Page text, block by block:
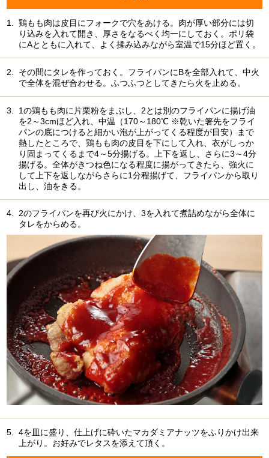
1.
鶏もも肉は皮目にフォークで穴をあける。肉が厚い部分には切
り込みを入れて開き、厚さをなるべく均一にしておく。ポリ袋
にAとともに入れて、よく揉み込みながら室温で15分ほど置く。
2.
その間にタレを作っておく。フライパンにBを全部入れて、中火
で全体を混ぜ合わせる。ふつふつとしてきたら火を止める。
3.
1の鶏もも肉に片栗粉をまぶし、2とは別のフライパンに揚げ油
を2～3cmほど入れ、中温（170～180℃ ※乾いた箸先をフライ
パンの底につけると細かい泡が上がってくる程度が目安）まで
熱したところで、鶏もも肉の皮目を下にして入れ、衣がしっか
り固まってくるまで4～5分揚げる。上下を返し、さらに3～4分
揚げる。全体がきつね色になる程度に揚がってきたら、強火に
して上下を返しながらさらに1分程揚げて、フライパンから取り
出し、油をきる。
4. 2のフライパンを再び火にかけ、3を入れて煮詰めながら全体に
タレをからめる。
5.
4を皿に盛り、仕上げに砕いたマカダミアナッツをふりかけ出来
上がり。お好みでレタスを添えて頂く。